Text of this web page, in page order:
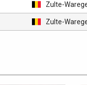
Zulte-
Zulte-